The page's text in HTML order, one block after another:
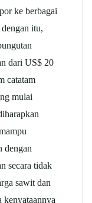
ke berbagai
itu,
dari US$ 20
catatam
mulai
dengan
secara tidak
sawit dan
kenyataannya